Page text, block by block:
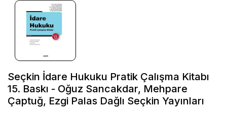
Seçkin İdare Hukuku Pratik Çalışma Kitabı
15. Baskı - Oğuz Sancakdar, Mehpare
Çaptuğ, Ezgi Palas Dağlı Seçkin Yayınları